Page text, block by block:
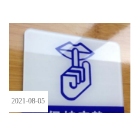
2021-08-05